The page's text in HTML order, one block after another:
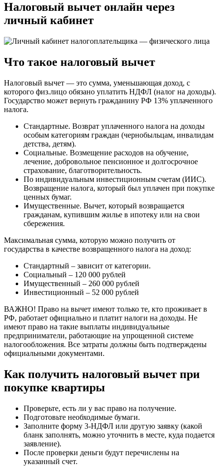
Налоговый вычет онлайн через
личный кабинет
Что такое налоговый вычет
Налоговый вычет — это сумма, уменьшающая доход, с
которого физ.лицо обязано уплатить НДФЛ (налог на доходы).
Государство может вернуть гражданину РФ 13% уплаченного
налога.
Стандартные. Возврат уплаченного налога на доходы
особым категориям граждан (чернобыльцам, инвалидам
детства, детям).
Социальные. Возмещение расходов на обучение,
лечение, добровольное пенсионное и долгосрочное
страхование, благотворительность.
По индивидуальным инвестиционным счетам (ИИС).
Возвращение налога, который был уплачен при покупке
ценных бумаг.
Имущественные. Вычет, который возвращается
гражданам, купившим жилье в ипотеку или на свои
сбережения.
Максимальная сумма, которую можно получить от
государства в качестве возвращенного налога на доход:
Стандартный – зависит от категории.
Социальный – 120 000 рублей
Имущественный – 260 000 рублей
Инвестиционный – 52 000 рублей
ВАЖНО! Право на вычет имеют только те, кто проживает в
РФ, работает официально и платит налоги на доходы. Не
имеют право на такие выплаты индивидуальные
предприниматели, работающие на упрощенной системе
налогообложения. Все затраты должны быть подтверждены
официальными документами.
Как получить налоговый вычет при
покупке квартиры
Проверьте, есть ли у вас право на получение.
Подготовьте необходимые бумаги.
Заполните форму 3-НДФЛ или другую заявку (какой
бланк заполнять, можно уточнить в месте, куда подается
заявление).
После проверки деньги будут перечислены на
указанный счет.